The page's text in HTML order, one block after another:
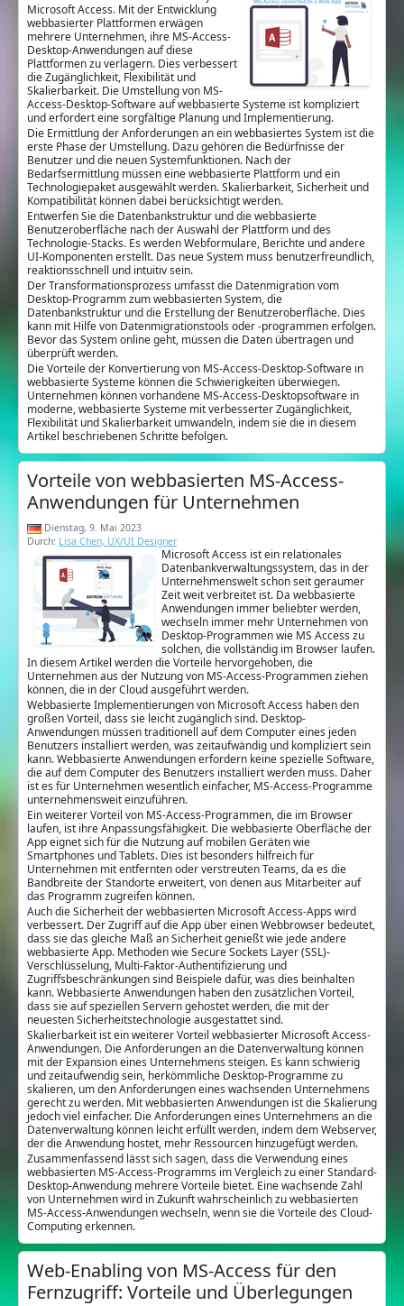
Microsoft Access. Mit der Entwicklung
webbasierter Plattformen erwägen
mehrere Unternehmen, ihre MS-Access-
Desktop-Anwendungen auf diese
Plattformen zu verlagern. Dies verbessert
die Zugänglichkeit, Flexibilität und
Skalierbarkeit. Die Umstellung von MS-
Access-Desktop-Software auf webbasierte Systeme ist kompliziert
und erfordert eine sorgfältige Planung und Implementierung.
Die Ermittlung der Anforderungen an ein webbasiertes System ist die
erste Phase der Umstellung. Dazu gehören die Bedürfnisse der
Benutzer und die neuen Systemfunktionen. Nach der
Bedarfsermittlung müssen eine webbasierte Plattform und ein
Technologiepaket ausgewählt werden. Skalierbarkeit, Sicherheit und
Kompatibilität können dabei berücksichtigt werden.
Entwerfen Sie die Datenbankstruktur und die webbasierte
Benutzeroberfläche nach der Auswahl der Plattform und des
Technologie-Stacks. Es werden Webformulare, Berichte und andere
UI-Komponenten erstellt. Das neue System muss benutzerfreundlich,
reaktionsschnell und intuitiv sein.
Der Transformationsprozess umfasst die Datenmigration vom
Desktop-Programm zum webbasierten System, die
Datenbankstruktur und die Erstellung der Benutzeroberfläche. Dies
kann mit Hilfe von Datenmigrationstools oder -programmen erfolgen.
Bevor das System online geht, müssen die Daten übertragen und
überprüft werden.
Die Vorteile der Konvertierung von MS-Access-Desktop-Software in
webbasierte Systeme können die Schwierigkeiten überwiegen.
Unternehmen können vorhandene MS-Access-Desktopsoftware in
moderne, webbasierte Systeme mit verbesserter Zugänglichkeit,
Flexibilität und Skalierbarkeit umwandeln, indem sie die in diesem
Artikel beschriebenen Schritte befolgen.
Vorteile von webbasierten MS-Access-
Anwendungen für Unternehmen
Dienstag, 9. Mai 2023
Durch: Lisa Chen, UX/UI Designer
Microsoft Access ist ein relationales
Datenbankverwaltungssystem, das in der
Unternehmenswelt schon seit geraumer
Zeit weit verbreitet ist. Da webbasierte
Anwendungen immer beliebter werden,
wechseln immer mehr Unternehmen von
Desktop-Programmen wie MS Access zu
solchen, die vollständig im Browser laufen.
In diesem Artikel werden die Vorteile hervorgehoben, die
Unternehmen aus der Nutzung von MS-Access-Programmen ziehen
können, die in der Cloud ausgeführt werden.
Webbasierte Implementierungen von Microsoft Access haben den
großen Vorteil, dass sie leicht zugänglich sind. Desktop-
Anwendungen müssen traditionell auf dem Computer eines jeden
Benutzers installiert werden, was zeitaufwändig und kompliziert sein
kann. Webbasierte Anwendungen erfordern keine spezielle Software,
die auf dem Computer des Benutzers installiert werden muss. Daher
ist es für Unternehmen wesentlich einfacher, MS-Access-Programme
unternehmensweit einzuführen.
Ein weiterer Vorteil von MS-Access-Programmen, die im Browser
laufen, ist ihre Anpassungsfähigkeit. Die webbasierte Oberfläche der
App eignet sich für die Nutzung auf mobilen Geräten wie
Smartphones und Tablets. Dies ist besonders hilfreich für
Unternehmen mit entfernten oder verstreuten Teams, da es die
Bandbreite der Standorte erweitert, von denen aus Mitarbeiter auf
das Programm zugreifen können.
Auch die Sicherheit der webbasierten Microsoft Access-Apps wird
verbessert. Der Zugriff auf die App über einen Webbrowser bedeutet,
dass sie das gleiche Maß an Sicherheit genießt wie jede andere
webbasierte App. Methoden wie Secure Sockets Layer (SSL)-
Verschlüsselung, Multi-Faktor-Authentifizierung und
Zugriffsbeschränkungen sind Beispiele dafür, was dies beinhalten
kann. Webbasierte Anwendungen haben den zusätzlichen Vorteil,
dass sie auf speziellen Servern gehostet werden, die mit der
neuesten Sicherheitstechnologie ausgestattet sind.
Skalierbarkeit ist ein weiterer Vorteil webbasierter Microsoft Access-
Anwendungen. Die Anforderungen an die Datenverwaltung können
mit der Expansion eines Unternehmens steigen. Es kann schwierig
und zeitaufwendig sein, herkömmliche Desktop-Programme zu
skalieren, um den Anforderungen eines wachsenden Unternehmens
gerecht zu werden. Mit webbasierten Anwendungen ist die Skalierung
jedoch viel einfacher. Die Anforderungen eines Unternehmens an die
Datenverwaltung können leicht erfüllt werden, indem dem Webserver,
der die Anwendung hostet, mehr Ressourcen hinzugefügt werden.
Zusammenfassend lässt sich sagen, dass die Verwendung eines
webbasierten MS-Access-Programms im Vergleich zu einer Standard-
Desktop-Anwendung mehrere Vorteile bietet. Eine wachsende Zahl
von Unternehmen wird in Zukunft wahrscheinlich zu webbasierten
MS-Access-Anwendungen wechseln, wenn sie die Vorteile des Cloud-
Computing erkennen.
Web-Enabling von MS-Access für den
Fernzugriff: Vorteile und Überlegungen